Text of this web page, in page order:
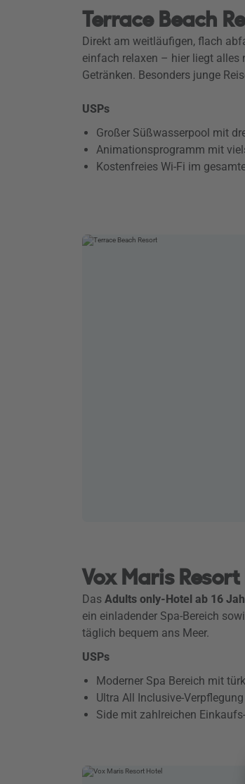
Terrace Beach
Direkt am weitläufigen, flach
einfach relaxen – hier liegt alles
Getränken. Besonders junge
USPs
Großer Süßwasserpool mit
Animationsprogramm mit
Kostenfreies Wi-Fi im
Vox Maris
Das Adults only-Hotel ab 16
ein einladender Spa-Bereich
täglich bequem ans Meer.
USPs
Moderner Spa Bereich mit
Ultra All Inclusive-
Side mit zahlreichen